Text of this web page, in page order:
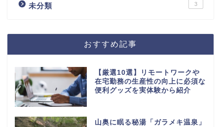
未分類 3
おすすめ記事
【厳選10選】リモートワークや
在宅勤務の生産性の向上に必須な
便利グッズを実体験から紹介
山奥に眠る秘湯「ガラメキ温泉」